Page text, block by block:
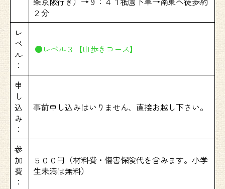
２分
レ
ベ
ル
：
●レベル３【山歩きコース】
申
し
込
み
：
事前申し込みはいりません、直接お越し下さい。
参
加
費
：
５００円（材料費・傷害保険代を含みます。小学
生未満は無料）